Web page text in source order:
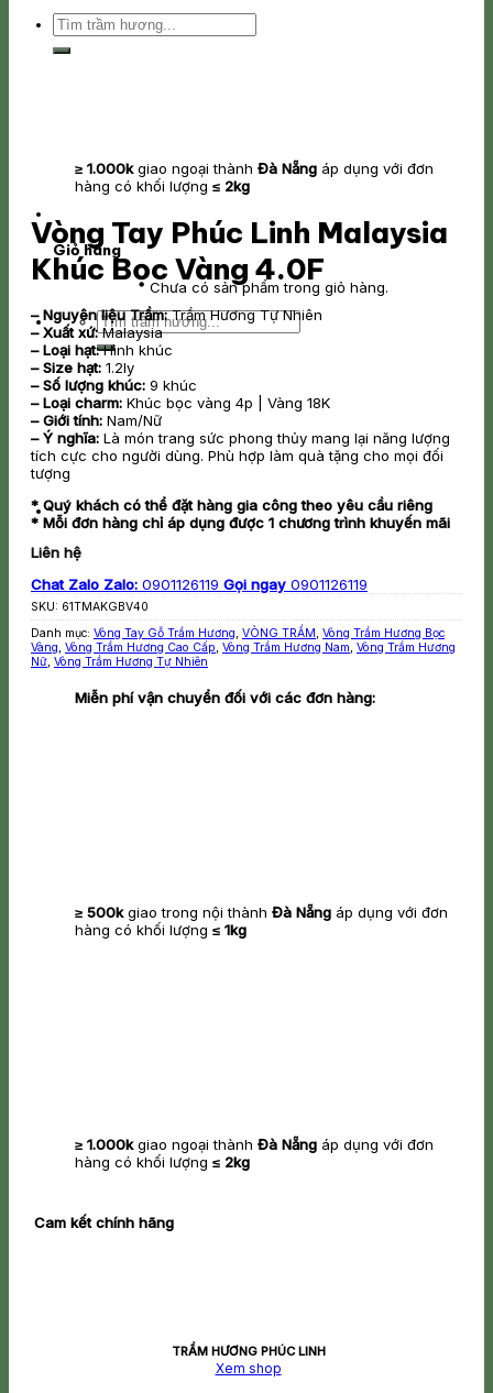
Tìm
kiếm:
Giỏ hàng
Chưa có sản phẩm trong giỏ hàng.
Tìm
kiếm:
≥ 1.000kgiao ngoại thành Đà Nẵng áp dụng với đơn
hàng có khối lượng ≤ 2kg
Vòng Tay Phúc Linh Malaysia
Khúc Bọc Vàng 4.0F
– Nguyên liệu Trầm:Trầm Hương Tự Nhiên
– Xuất xứ:Malaysia
– Loại hạt:Hình khúc
– Size hạt: 1.2ly
– Số lượng khúc: 9 khúc
– Loại charm: Khúc bọc vàng 4p | Vàng 18K
– Giới tính: Nam/Nữ
– Ý nghĩa: Là món trang sức phong thủy mang lại năng lượng
tích cực cho người dùng. Phù hợp làm quà tặng cho mọi đối
tượng
* Quý khách có thể đặt hàng gia công theo yêu cầu riêng
* Mỗi đơn hàng chỉ áp dụng được 1 chương trình khuyến mãi
Liên hệ
Chat Zalo Zalo: 0901126119 Gọi ngay 0901126119
SKU: 61TMAKGBV40
Danh mục: Vòng Tay Gỗ Trầm Hương VÒNG TRẦM Vòng Trầm Hương Bọc
Vàng Vòng Trầm Hương Cao Cấp Vòng Trầm Hương Nam Vòng Trầm Hương
Nữ Vòng Trầm Hương Tự Nhiên
Miễn phí vận chuyển đối với các đơn hàng:
≥ 500kgiao trong nội thành Đà Nẵng áp dụng với đơn
hàng có khối lượng ≤ 1kg
≥ 1.000kgiao ngoại thành Đà Nẵng áp dụng với đơn
hàng có khối lượng ≤ 2kg
Cam kết chính hãng
TRẦM HƯƠNG PHÚC LINH
Xem shop